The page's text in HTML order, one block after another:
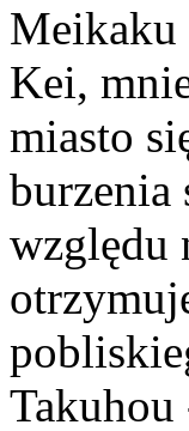
Meikaku
Kei,
miasto
burzenia
względu